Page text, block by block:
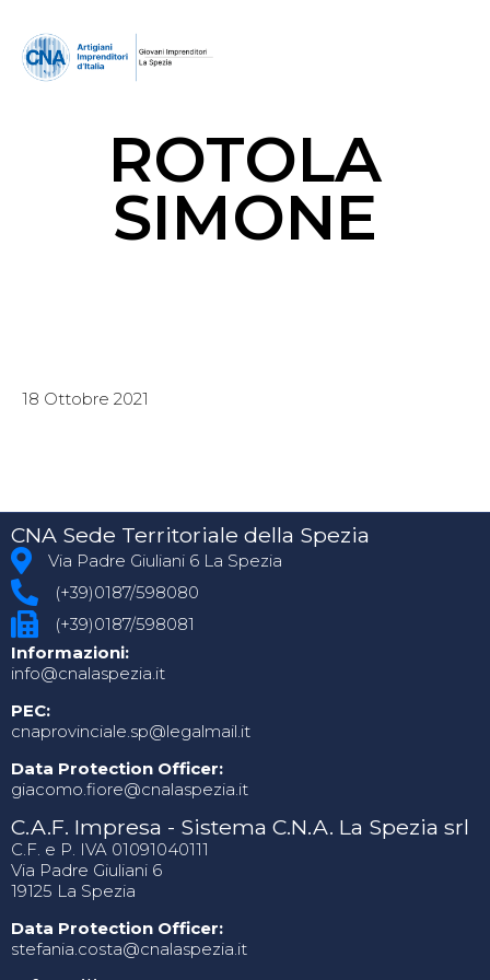
ROTOLA
SIMONE
18 Ottobre 2021
CNA Sede Territoriale della Spezia
Via Padre Giuliani 6 La Spezia
(+39)0187/598080
(+39)0187/598081
Informazioni:
info@cnalaspezia.it
PEC:
cnaprovinciale.sp@legalmail.it
Data Protection Officer:
giacomo.fiore@cnalaspezia.it
C.A.F. Impresa - Sistema C.N.A. La Spezia srl
C.F. e P. IVA 01091040111
Via Padre Giuliani 6
19125 La Spezia
Data Protection Officer:
stefania.costa@cnalaspezia.it